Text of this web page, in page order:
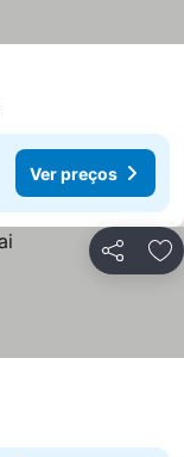
Ver preços
Partilhar